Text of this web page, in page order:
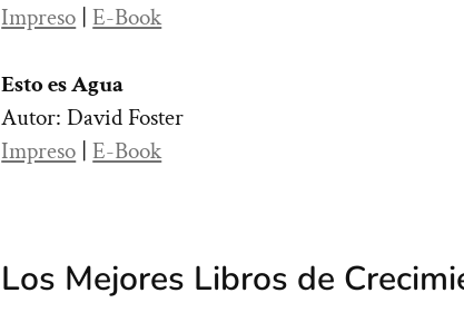
Impreso |E-Book
Esto es Agua
Autor: David Foster
Impreso |E-Book
Los Mejores Libros de